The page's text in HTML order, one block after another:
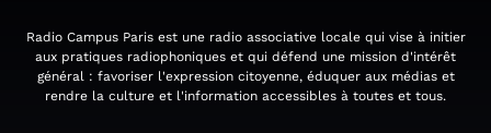
Radio Campus Paris est une radio associative locale qui vise à initier
aux pratiques radiophoniques et qui défend une mission d'intérêt
général : favoriser l'expression citoyenne, éduquer aux médias et
rendre la culture et l'information accessibles à toutes et tous.